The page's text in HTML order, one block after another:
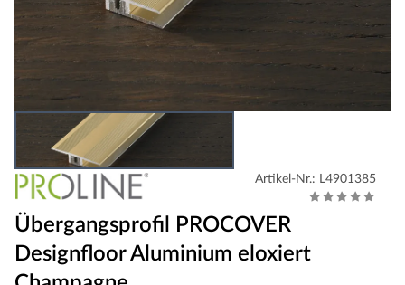
Artikel-Nr.: L4901385
Übergangsprofil PROCOVER
Designfloor Aluminium eloxiert